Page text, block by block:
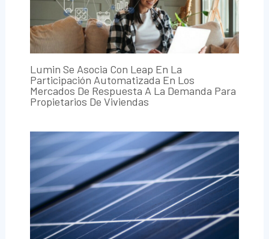
Lumin Se Asocia Con Leap En La
Participación Automatizada En Los
Mercados De Respuesta A La Demanda Para
Propietarios De Viviendas